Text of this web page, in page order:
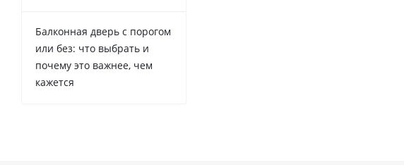
Балконная дверь с порогом
или без: что выбрать и
почему это важнее, чем
кажется